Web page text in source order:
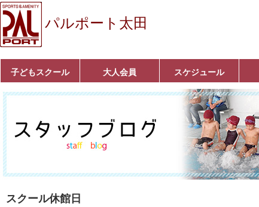
パルポート太田
子どもスクール
ベビーコース
幼児コース
小学生コース
育成コース
選手コース
キッズパーク(体操教
室)
クラシックバレエ
ボルダリング
■入会案内
大人会員
いきいきコース
トライアスロン
フィットネス
■入会案内
スケジュール
スクール休館日